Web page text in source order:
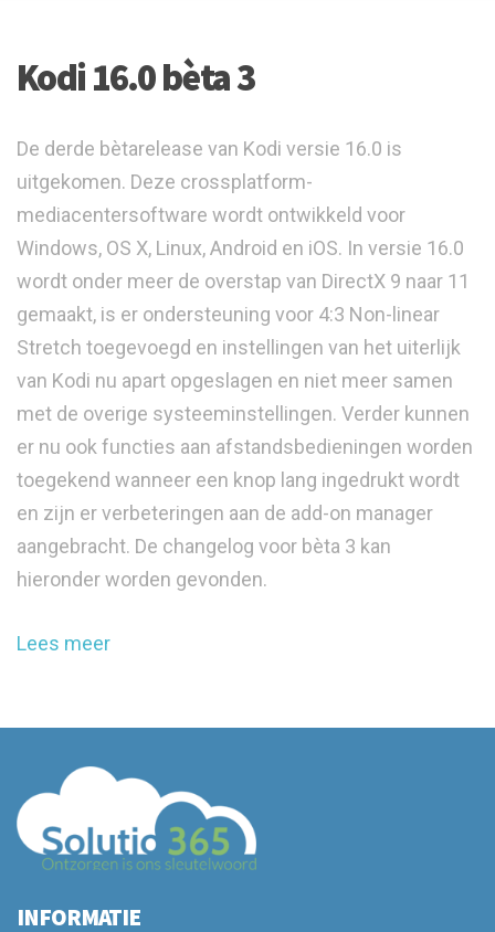
Kodi 16.0 bèta 3
De derde bètarelease van Kodi versie 16.0 is
uitgekomen. Deze crossplatform-
mediacentersoftware wordt ontwikkeld voor
Windows, OS X, Linux, Android en iOS. In versie 16.0
wordt onder meer de overstap van DirectX 9 naar 11
gemaakt, is er ondersteuning voor 4:3 Non-linear
Stretch toegevoegd en instellingen van het uiterlijk
van Kodi nu apart opgeslagen en niet meer samen
met de overige systeeminstellingen. Verder kunnen
er nu ook functies aan afstandsbedieningen worden
toegekend wanneer een knop lang ingedrukt wordt
en zijn er verbeteringen aan de add-on manager
aangebracht. De changelog voor bèta 3 kan
hieronder worden gevonden.
Lees meer
INFORMATIE